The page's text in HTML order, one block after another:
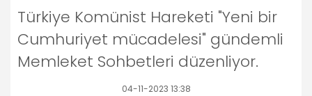
Türkiye Komünist Hareketi "Yeni bir
Cumhuriyet mücadelesi" gündemli
Memleket Sohbetleri düzenliyor.
04-11-2023 13:38